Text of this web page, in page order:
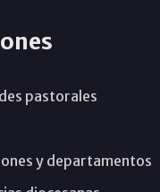
pastorales
y departamentos